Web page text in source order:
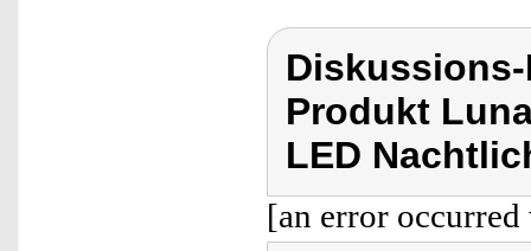
Produkt
LED
[an error